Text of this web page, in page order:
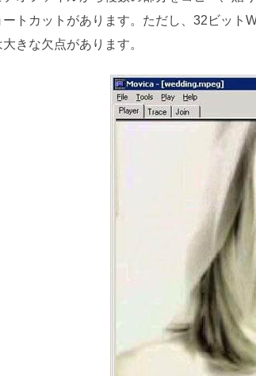
ートカットがあります。ただし、32ビッ
きな欠点があります。